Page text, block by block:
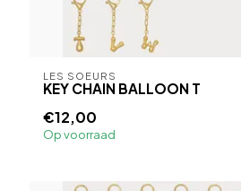
LES SOEURS
KEY CHAIN BALLOON T
€12,00
Op voorraad